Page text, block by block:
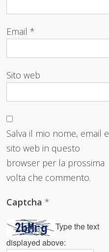
Email*
Sito web
Salva il mio nome, email e
sito web in questo
browser per la prossima
volta che commento.
Captcha*
Type the text
displayed above: